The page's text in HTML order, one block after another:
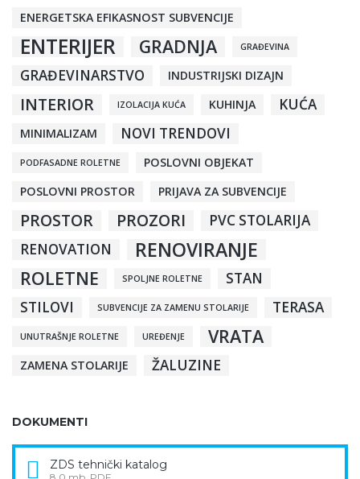
ENERGETSKA EFIKASNOST SUBVENCIJE
ENTERIJER GRADNJA GRAĐEVINA
GRAĐEVINARSTVO INDUSTRIJSKI DIZAJN
INTERIOR IZOLACIJA KUĆA KUHINJA KUĆA
MINIMALIZAM NOVI TRENDOVI
PODFASADNE ROLETNE
POSLOVNI OBJEKAT
POSLOVNI PROSTOR
PRIJAVA ZA SUBVENCIJE
PROSTOR PROZORI
PVC STOLARIJA
RENOVATION
RENOVIRANJE
ROLETNE SPOLJNE ROLETNE
STAN
STILOVI
SUBVENCIJE ZA ZAMENU STOLARIJE TERASA
UNUTRAŠNJE ROLETNE UREĐENJE VRATA
ZAMENA STOLARIJE ŽALUZINE
DOKUMENTI
ZDS tehnički katalog